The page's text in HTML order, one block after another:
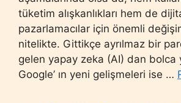
tüketim alışkanlıkları hem de
pazarlamacılar için önemli
nitelikte. Gittikçe ayrılmaz bir
gelen yapay zeka (AI) dan bolca
Google’ ın yeni gelişmeleri ise …